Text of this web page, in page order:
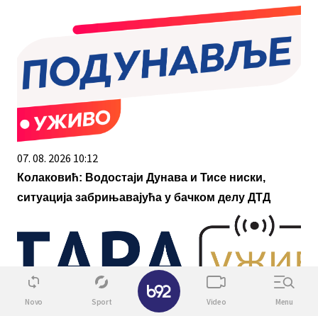
07. 08. 2026 10:12
Колаковић: Водостаји Дунава и Тисе ниски,
ситуација забрињавајућа у бачком делу ДТД
Novo Sport Video Menu
✕